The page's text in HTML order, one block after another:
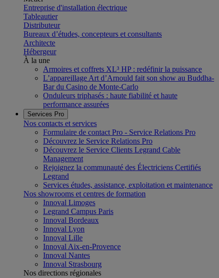
Entreprise d'installation électrique
Tableautier
Distributeur
Bureaux d’études, concepteurs et consultants
Architecte
Hébergeur
À la une
Armoires et coffrets XL³ HP : redéfinir la puissance
L’appareillage Art d’Arnould fait son show au Buddha-
Bar du Casino de Monte-Carlo
Onduleurs triphasés : haute fiabilité et haute
performance assurées
Services Pro
Nos contacts et services
Formulaire de contact Pro - Service Relations Pro
Découvrez le Service Relations Pro
Découvrez le Service Clients Legrand Cable
Management
Rejoignez la communauté des Électriciens Certifiés
Legrand
Services études, assistance, exploitation et maintenance
Nos showrooms et centres de formation
Innoval Limoges
Legrand Campus Paris
Innoval Bordeaux
Innoval Lyon
Innoval Lille
Innoval Aix-en-Provence
Innoval Nantes
Innoval Strasbourg
Nos directions régionales